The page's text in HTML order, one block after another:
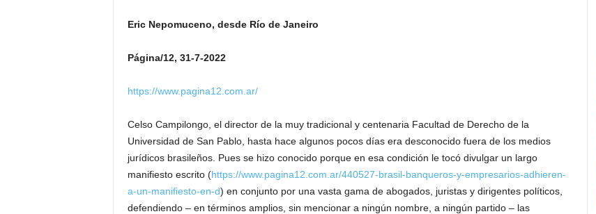
Eric Nepomuceno, desde Río de Janeiro
Página/12, 31-7-2022
https://www.pagina12.com.ar/
Celso Campilongo, el director de la muy tradicional y centenaria Facultad de Derecho de la
Universidad de San Pablo, hasta hace algunos pocos días era desconocido fuera de los medios
jurídicos brasileños. Pues se hizo conocido porque en esa condición le tocó divulgar un largo
manifiesto escrito (https://www.pagina12.com.ar/440527-brasil-banqueros-y-empresarios-adhieren-
a-un-manifiesto-en-d) en conjunto por una vasta gama de abogados, juristas y dirigentes políticos,
defendiendo – en términos amplios, sin mencionar a ningún nombre, a ningún partido – las